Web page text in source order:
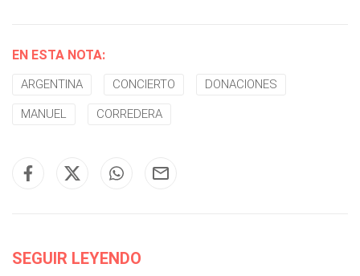
EN ESTA NOTA:
ARGENTINA CONCIERTO DONACIONES
MANUEL CORREDERA
SEGUIR LEYENDO